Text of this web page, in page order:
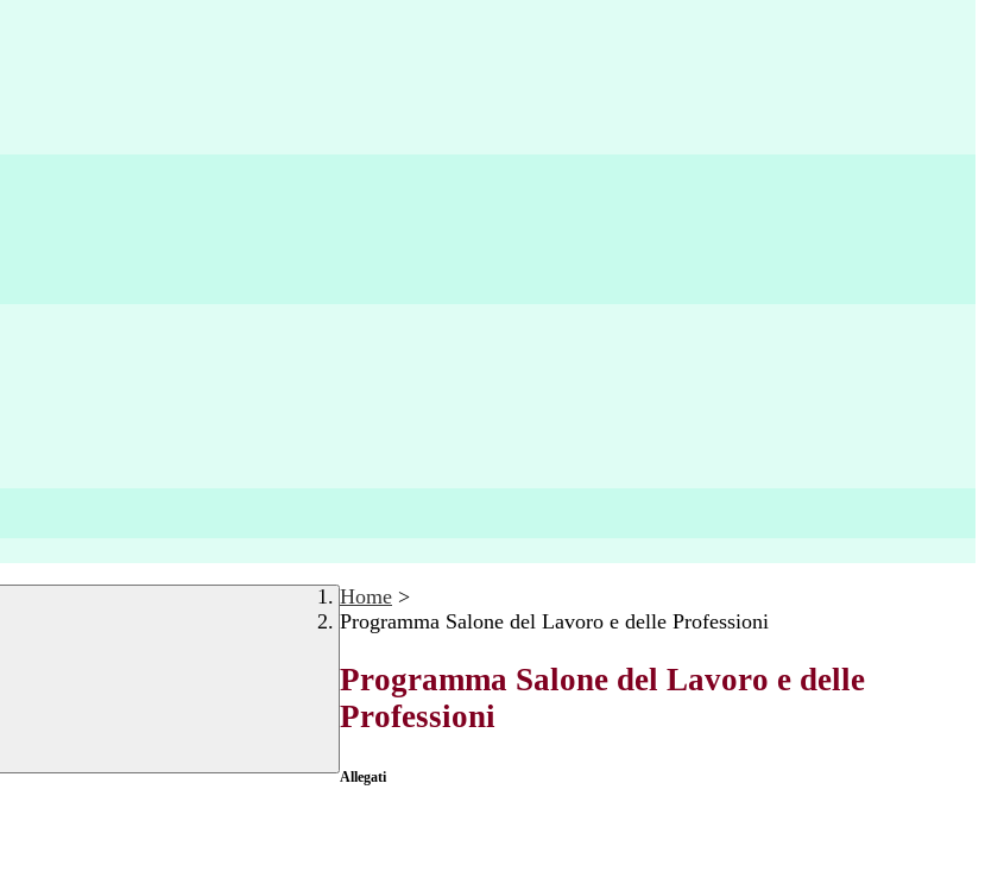
Home >
Programma Salone del Lavoro e delle Professioni
Programma Salone del Lavoro e delle
Professioni
Allegati